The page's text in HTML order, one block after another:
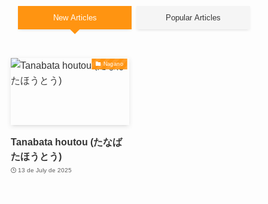
New Articles Popular Articles
Nagano
Tanabata houtou (たなば
たほうとう)
13 de July de 2025